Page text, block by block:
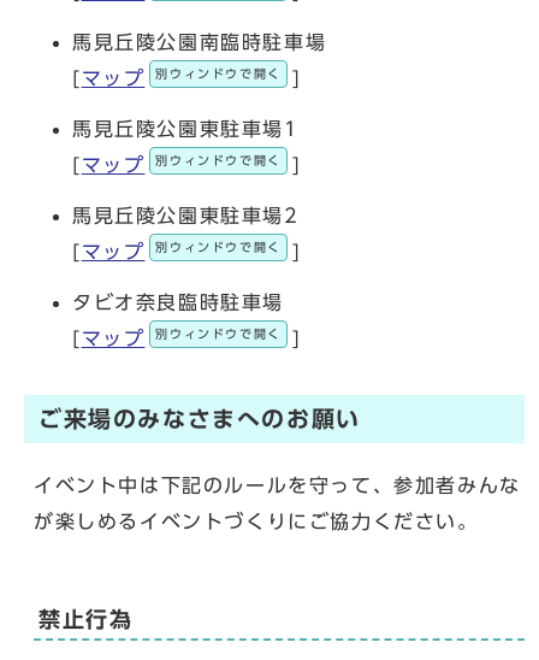
馬見丘陵公園南臨時駐車場
[マップ 別ウィンドウで開く ]
馬見丘陵公園東駐車場1
[マップ 別ウィンドウで開く ]
馬見丘陵公園東駐車場2
[マップ 別ウィンドウで開く ]
タビオ奈良臨時駐車場
[マップ 別ウィンドウで開く ]
ご来場のみなさまへのお願い
イベント中は下記のルールを守って、参加者みんな
が楽しめるイベントづくりにご協力ください。
禁止行為